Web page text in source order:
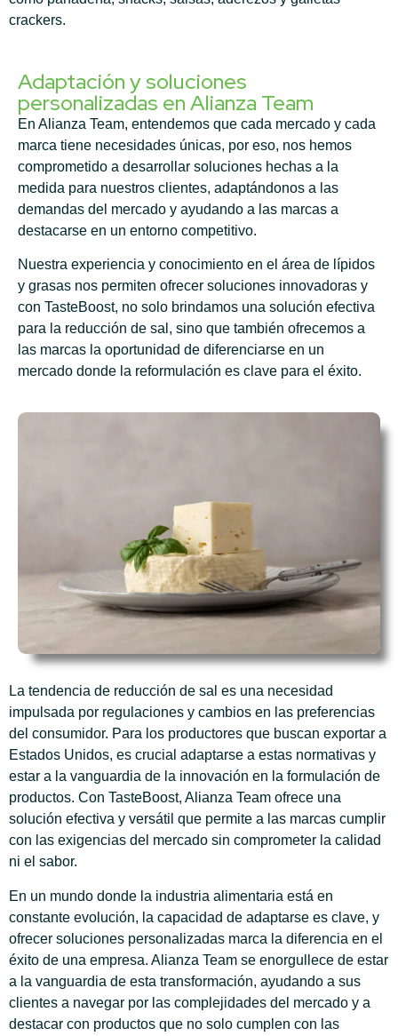
crackers.
Adaptación y soluciones
personalizadas en Alianza Team
En Alianza Team, entendemos que cada mercado y cada
marca tiene necesidades únicas, por eso, nos hemos
comprometido a desarrollar soluciones hechas a la
medida para nuestros clientes, adaptándonos a las
demandas del mercado y ayudando a las marcas a
destacarse en un entorno competitivo.
Nuestra experiencia y conocimiento en el área de lípidos
y grasas nos permiten ofrecer soluciones innovadoras y
con TasteBoost, no solo brindamos una solución efectiva
para la reducción de sal, sino que también ofrecemos a
las marcas la oportunidad de diferenciarse en un
mercado donde la reformulación es clave para el éxito.
La tendencia de reducción de sal es una necesidad
impulsada por regulaciones y cambios en las preferencias
del consumidor. Para los productores que buscan exportar a
Estados Unidos, es crucial adaptarse a estas normativas y
estar a la vanguardia de la innovación en la formulación de
productos. Con TasteBoost, Alianza Team ofrece una
solución efectiva y versátil que permite a las marcas cumplir
con las exigencias del mercado sin comprometer la calidad
ni el sabor.
En un mundo donde la industria alimentaria está en
constante evolución, la capacidad de adaptarse es clave, y
ofrecer soluciones personalizadas marca la diferencia en el
éxito de una empresa. Alianza Team se enorgullece de estar
a la vanguardia de esta transformación, ayudando a sus
clientes a navegar por las complejidades del mercado y a
destacar con productos que no solo cumplen con las